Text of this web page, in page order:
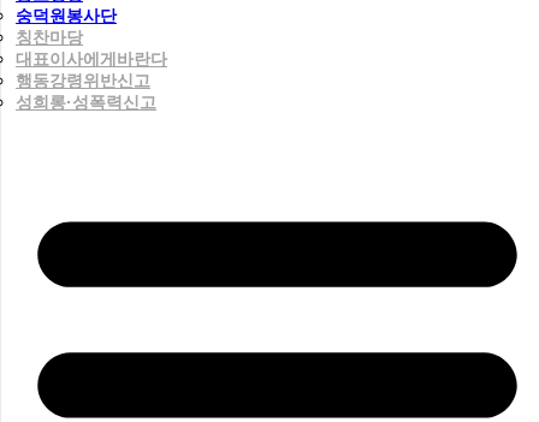
숭덕원봉사단
칭찬마당
대표이사에게바란다
행동강령위반신고
성희롱·성폭력신고